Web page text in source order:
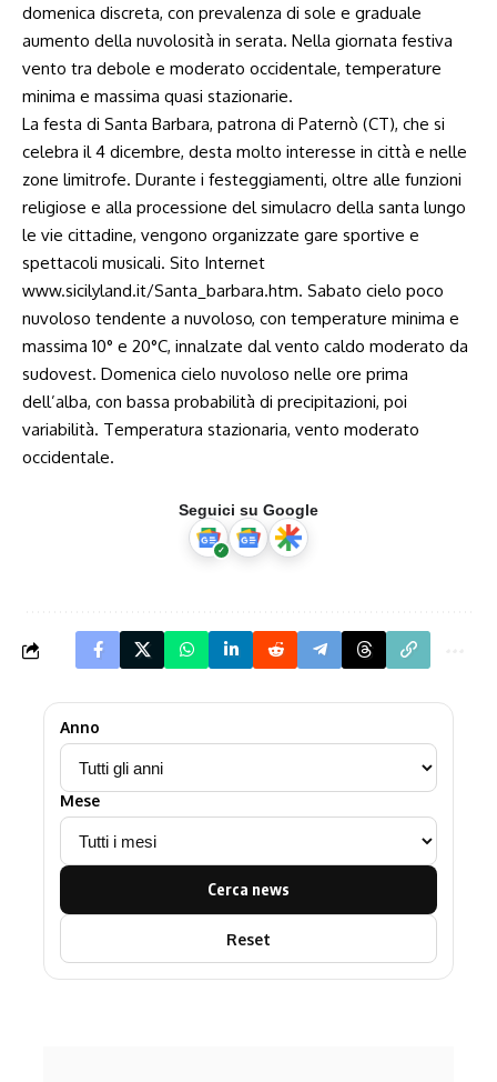
domenica discreta, con prevalenza di sole e graduale
aumento della nuvolosità in serata. Nella giornata festiva
vento tra debole e moderato occidentale, temperature
minima e massima quasi stazionarie.
La festa di Santa Barbara, patrona di Paternò (CT), che si
celebra il 4 dicembre, desta molto interesse in città e nelle
zone limitrofe. Durante i festeggiamenti, oltre alle funzioni
religiose e alla processione del simulacro della santa lungo
le vie cittadine, vengono organizzate gare sportive e
spettacoli musicali. Sito Internet
www.sicilyland.it/Santa_barbara.htm. Sabato cielo poco
nuvoloso tendente a nuvoloso, con temperature minima e
massima 10° e 20°C, innalzate dal vento caldo moderato da
sudovest. Domenica cielo nuvoloso nelle ore prima
dell’alba, con bassa probabilità di precipitazioni, poi
variabilità. Temperatura stazionaria, vento moderato
occidentale.
Seguici su Google
Anno
Mese
Cerca news
Reset